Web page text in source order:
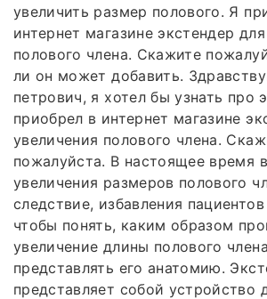
увеличить размер полового. Я
интернет магазине экстендер
полового члена. Скажите
ли он может добавить.
петрович, я хотел бы узнать про
приобрел в интернет магазине
увеличения полового члена.
пожалуйста. В настоящее время
увеличения размеров полового
следствие, избавления
чтобы понять, каким образом
увеличение длины полового
представлять его анатомию.
представляет собой устройство